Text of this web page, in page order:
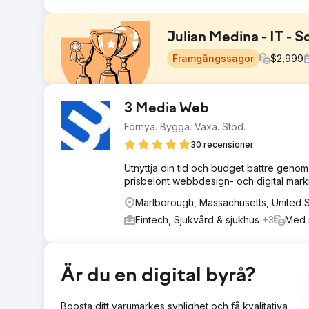
Julian Medina - IT -
Framgångssagor $2,999
Utmaning
Kunden upplevde ineffektivitet på grund av
de en lyhörd och organiserad partner för att hantera
Lösning
Vi effektiviserade deras arbetsflöden genom att
team förblev mycket organiserat och responsivt,
"Tack vare LaV1:s arbete minskade klienten
3 Media Web
Förnya. Bygga. Växa. Stöd.
30 recensioner
Utnyttja din tid och budget bättre
prisbelönt webbdesign- och digital
Marlborough, Massachusetts, United
Fintech, Sjukvård & sjukhus +3 Med
Är du en digital byrå?
Boosta ditt varumärkes synlighet och få kvalitativa